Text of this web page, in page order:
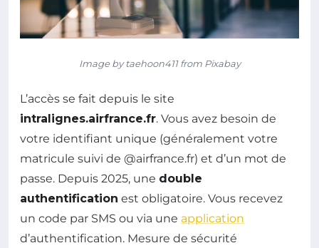
Image by taehoon411 from Pixabay
L’accès se fait depuis le site
intralignes.airfrance.fr. Vous avez besoin de
votre identifiant unique (généralement votre
matricule suivi de @airfrance.fr) et d’un mot de
passe. Depuis 2025, une double
authentification est obligatoire. Vous recevez
un code par SMS ou via une application
d’authentification. Mesure de sécurité